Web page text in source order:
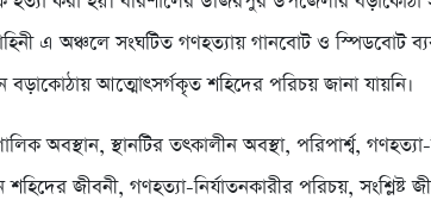
এ অঞ্চলে সংঘটিত গণহত্যায় গানবোট ও স্পিডবোট
বড়াকোঠায় আত্মোৎসর্গকৃত শহিদের পরিচয় জানা যায়নি।
অবস্থান, স্থানটির তত্কালীন অবস্থা, পরিপার্শ্ব,
জীবনী, গণহত্যা-নির্যাতনকারীর পরিচয়, সংশ্লিষ্ট